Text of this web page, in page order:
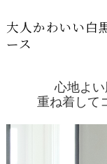
大人かわいい白
ース
心地よい
重ね着して